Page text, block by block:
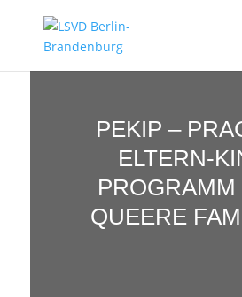
PEKIP –
ELTERN-
PROGRAMM
QUEERE